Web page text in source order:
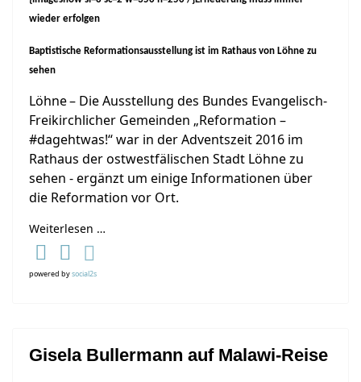
wieder erfolgen
Baptistische Reformationsausstellung ist im Rathaus von Löhne zu
sehen
Löhne – Die Ausstellung des Bundes Evangelisch-
Freikirchlicher Gemeinden „Reformation –
#dagehtwas!“ war in der Adventszeit 2016 im
Rathaus der ostwestfälischen Stadt Löhne zu
sehen - ergänzt um einige Informationen über
die Reformation vor Ort.
Weiterlesen …
powered bysocial2s
Gisela Bullermann auf Malawi-Reise